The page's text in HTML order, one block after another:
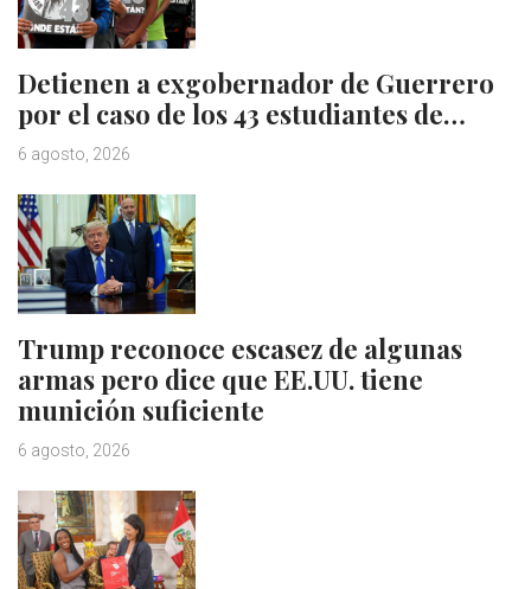
Detienen a exgobernador de Guerrero
por el caso de los 43 estudiantes de…
6 agosto, 2026
Trump reconoce escasez de algunas
armas pero dice que EE.UU. tiene
munición suficiente
6 agosto, 2026